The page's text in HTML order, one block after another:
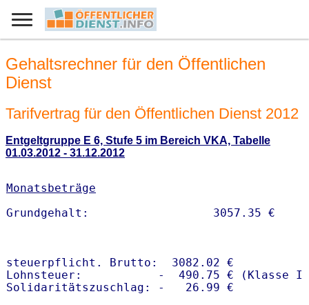
Gehaltsrechner für den Öffentlichen
Dienst
Tarifvertrag für den Öffentlichen Dienst 2012
Entgeltgruppe E 6, Stufe 5 im Bereich VKA, Tabelle
01.03.2012 - 31.12.2012
Monatsbeträge
steuerpflicht. Brutto:  3082.02 €
Lohnsteuer:           -  490.75 € (Klasse I)
Solidaritätszuschlag: -   26.99 €